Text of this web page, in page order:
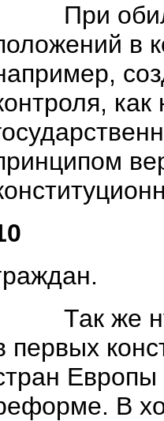
При обилии
в
Так же
первых
В